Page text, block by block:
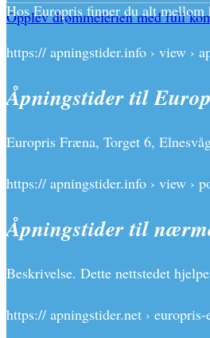
Opplev drømmeferien med full
Hos Europris finner du alt
https:// apningstider.info › view ›
Åpningstider til
Europris Fræna, Torget 6,
https:// apningstider.info › view ›
Åpningstider til
Beskrivelse. Dette nettstedet
https:// apningstider.net › europris-